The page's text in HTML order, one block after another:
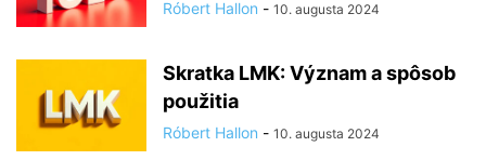
Róbert Hallon - 10. augusta 2024
Skratka LMK: Význam a spôsob
použitia
Róbert Hallon - 10. augusta 2024